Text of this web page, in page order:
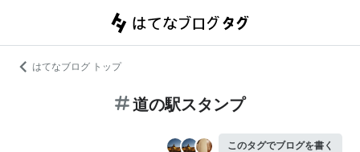
はてなブログ トップ
道の駅スタンプ
このタグでブログを書く